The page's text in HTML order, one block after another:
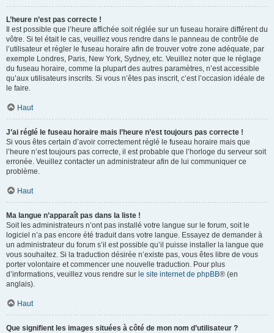
L’heure n’est pas correcte !
Il est possible que l’heure affichée soit réglée sur un fuseau horaire différent du
vôtre. Si tel était le cas, veuillez vous rendre dans le panneau de contrôle de
l’utilisateur et régler le fuseau horaire afin de trouver votre zone adéquate, par
exemple Londres, Paris, New York, Sydney, etc. Veuillez noter que le réglage
du fuseau horaire, comme la plupart des autres paramètres, n’est accessible
qu’aux utilisateurs inscrits. Si vous n’êtes pas inscrit, c’est l’occasion idéale de
le faire.
Haut
J’ai réglé le fuseau horaire mais l’heure n’est toujours pas correcte !
Si vous êtes certain d’avoir correctement réglé le fuseau horaire mais que
l’heure n’est toujours pas correcte, il est probable que l’horloge du serveur soit
erronée. Veuillez contacter un administrateur afin de lui communiquer ce
problème.
Haut
Ma langue n’apparaît pas dans la liste !
Soit les administrateurs n’ont pas installé votre langue sur le forum, soit le
logiciel n’a pas encore été traduit dans votre langue. Essayez de demander à
un administrateur du forum s’il est possible qu’il puisse installer la langue que
vous souhaitez. Si la traduction désirée n’existe pas, vous êtes libre de vous
porter volontaire et commencer une nouvelle traduction. Pour plus
d’informations, veuillez vous rendre sur le site internet de phpBB® (en
anglais).
Haut
Que signifient les images situées à côté de mon nom d’utilisateur ?